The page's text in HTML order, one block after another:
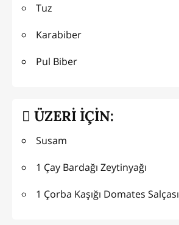
Tuz
Karabiber
Pul Biber
ÜZERİ İÇİN:
Susam
1 Çay Bardağı Zeytinyağı
1 Çorba Kaşığı Domates Salçası